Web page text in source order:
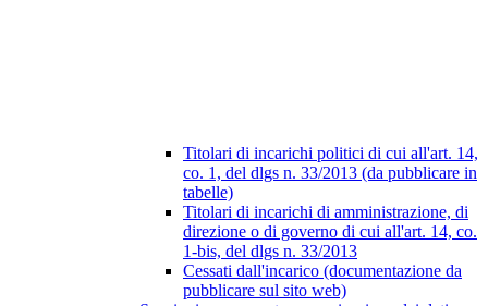
Titolari di incarichi politici di cui all'art. 14,
co. 1, del dlgs n. 33/2013 (da pubblicare in
tabelle)
Titolari di incarichi di amministrazione, di
direzione o di governo di cui all'art. 14, co.
1-bis, del dlgs n. 33/2013
Cessati dall'incarico (documentazione da
pubblicare sul sito web)